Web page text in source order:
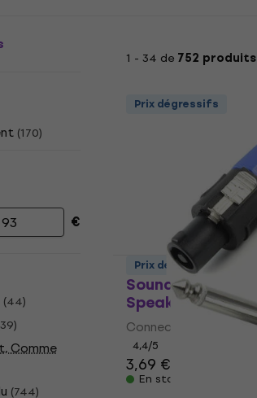
(170)
minimum
maximum
€
(44)
39)
Comme
(744)
1 - 34 de 752 produits
Prix dégressifs
Soundking CB
Speakon
Connecteur Speakon
4,4/5
3,69 €
En stock
Prix dégressifs